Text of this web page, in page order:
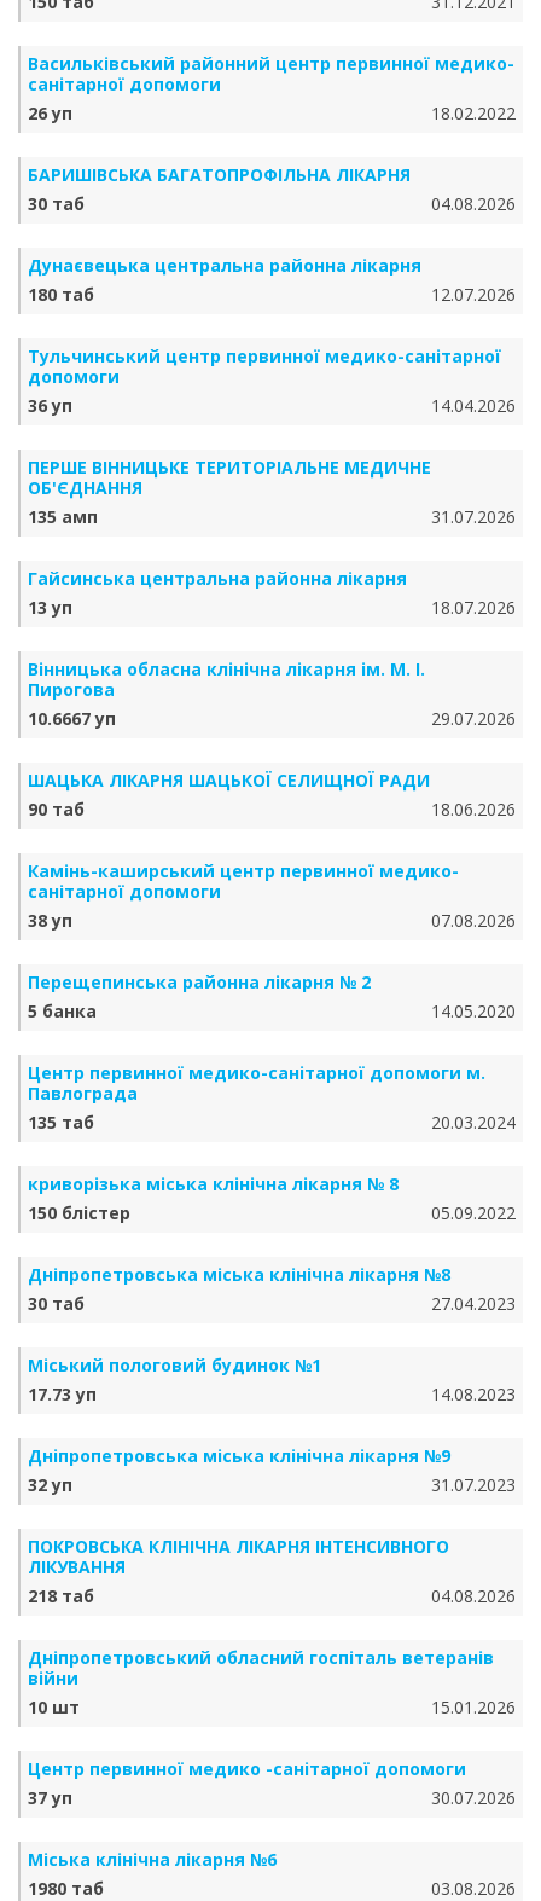
Васильківський районний центр первинної медико-
санітарної допомоги
26 уп
18.02.2022
БАРИШІВСЬКА БАГАТОПРОФІЛЬНА ЛІКАРНЯ
30 таб
04.08.2026
Дунаєвецька центральна районна лікарня
180 таб
12.07.2026
Тульчинський центр первинної медико-санітарної
допомоги
36 уп
14.04.2026
ПЕРШЕ ВІННИЦЬКЕ ТЕРИТОРІАЛЬНЕ МЕДИЧНЕ
ОБ'ЄДНАННЯ
135 амп
31.07.2026
Гайсинська центральна районна лікарня
13 уп
18.07.2026
Вінницька обласна клінічна лікарня ім. М. І.
Пирогова
10.6667 уп
29.07.2026
ШАЦЬКА ЛІКАРНЯ ШАЦЬКОЇ СЕЛИЩНОЇ РАДИ
90 таб
18.06.2026
Камінь-каширський центр первинної медико-
санітарної допомоги
38 уп
07.08.2026
Перещепинська районна лікарня № 2
5 банка
14.05.2020
Центр первинної медико-санітарної допомоги м.
Павлограда
135 таб
20.03.2024
криворізька міська клінічна лікарня № 8
150 блістер
05.09.2022
Дніпропетровська міська клінічна лікарня №8
30 таб
27.04.2023
Міський пологовий будинок №1
17.73 уп
14.08.2023
Дніпропетровська міська клінічна лікарня №9
32 уп
31.07.2023
ПОКРОВСЬКА КЛІНІЧНА ЛІКАРНЯ ІНТЕНСИВНОГО
ЛІКУВАННЯ
218 таб
04.08.2026
Дніпропетровський обласний госпіталь ветеранів
війни
10 шт
15.01.2026
Центр первинної медико -санітарної допомоги
37 уп
30.07.2026
Міська клінічна лікарня №6
1980 таб
03.08.2026